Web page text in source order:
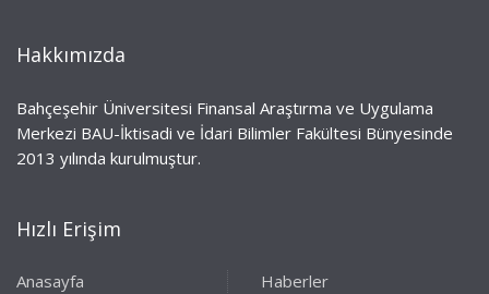
Hakkımızda
Bahçeşehir Üniversitesi Finansal Araştırma ve Uygulama
Merkezi BAU-İktisadi ve İdari Bilimler Fakültesi Bünyesinde
2013 yılında kurulmuştur.
Hızlı Erişim
Anasayfa
Haberler